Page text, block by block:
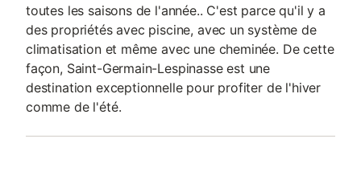
toutes les saisons de l'année.. C'est parce qu'il y a
des propriétés avec piscine, avec un système de
climatisation et même avec une cheminée. De cette
façon, Saint-Germain-Lespinasse est une
destination exceptionnelle pour profiter de l'hiver
comme de l'été.